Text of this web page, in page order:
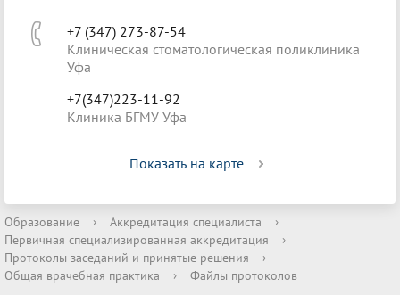
+7 (347) 273-87-54
Клиническая стоматологическая поликлиника
Уфа
+7(347)223-11-92
Клиника БГМУ Уфа
Показать на карте
Образование › Аккредитация специалиста
›
Первичная специализированная аккредитация
›
Протоколы заседаний и принятые решения
›
Общая врачебная практика
› Файлы протоколов